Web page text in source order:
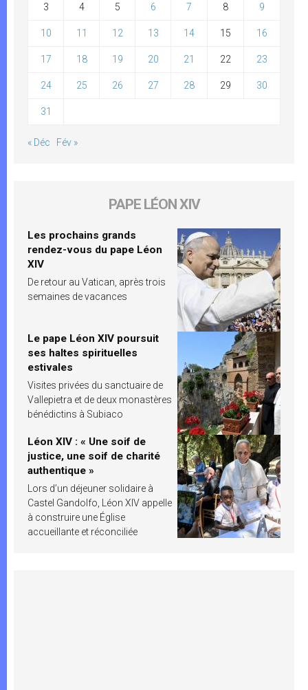
3 4 5 6 7 8 9
10 11 12 13 14 15 16
17 18 19 20 21 22 23
24 25 26 27 28 29 30
31
« Déc Fév »
PAPE LÉON XIV
Les prochains grands
rendez-vous du pape Léon
XIV
De retour au Vatican, après trois
semaines de vacances
Le pape Léon XIV poursuit
ses haltes spirituelles
estivales
Visites privées du sanctuaire de
Vallepietra et de deux monastères
bénédictins à Subiaco
Léon XIV : « Une soif de
justice, une soif de charité
authentique »
Lors d’un déjeuner solidaire à
Castel Gandolfo, Léon XIV appelle
à construire une Église
accueillante et réconciliée